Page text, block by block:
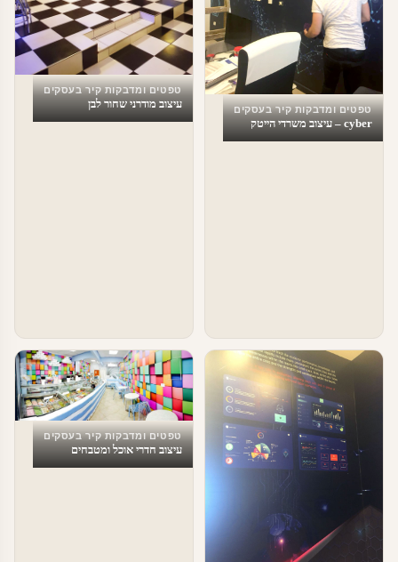
טפטים ומדבקות קיר בעסקים
cyber – עיצוב משרדי הייטק
טפטים ומדבקות קיר בעסקים
עיצוב מודרני שחור לבן
טפטים ומדבקות קיר בעסקים
עיצוב חדרי אוכל ומטבחים